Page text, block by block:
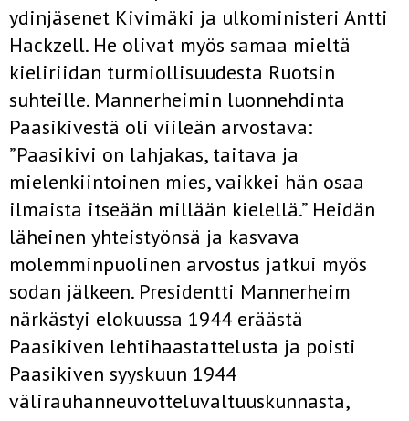
ydinjäsenet Kivimäki ja ulkoministeri Antti
Hackzell. He olivat myös samaa mieltä
kieliriidan turmiollisuudesta Ruotsin
suhteille. Mannerheimin luonnehdinta
Paasikivestä oli viileän arvostava:
”Paasikivi on lahjakas, taitava ja
mielenkiintoinen mies, vaikkei hän osaa
ilmaista itseään millään kielellä.” Heidän
läheinen yhteistyönsä ja kasvava
molemminpuolinen arvostus jatkui myös
sodan jälkeen. Presidentti Mannerheim
närkästyi elokuussa 1944 eräästä
Paasikiven lehtihaastattelusta ja poisti
Paasikiven syyskuun 1944
välirauhanneuvotteluvaltuuskunnasta,